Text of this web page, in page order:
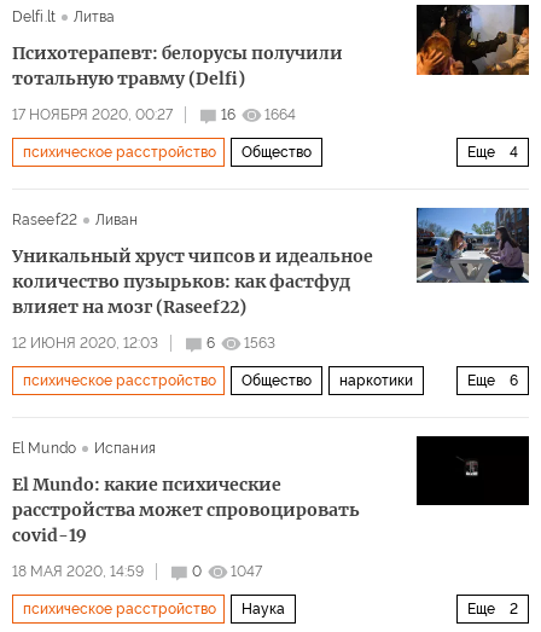
активисты
Delfi.lt Литва
Психотерапевт: белорусы получили
тотальную травму (Delfi)
17 НОЯБРЯ 2020, 00:27 16 1664
Еще 4
психическое расстройство Общество
Raseef22 Ливан
Уникальный хруст чипсов и идеальное
количество пузырьков: как фастфуд
влияет на мозг (Raseef22)
12 ИЮНЯ 2020, 12:03 6 1563
Еще 6
психическое расстройство Общество наркотики
El Mundo Испания
El Mundo: какие психические
расстройства может спровоцировать
covid-19
18 МАЯ 2020, 14:59 0 1047
Еще 2
психическое расстройство Наука